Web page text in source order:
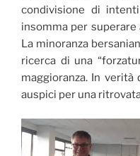
condivisione di
insomma per
La minoranza
ricerca di una
maggioranza. In
auspici per una